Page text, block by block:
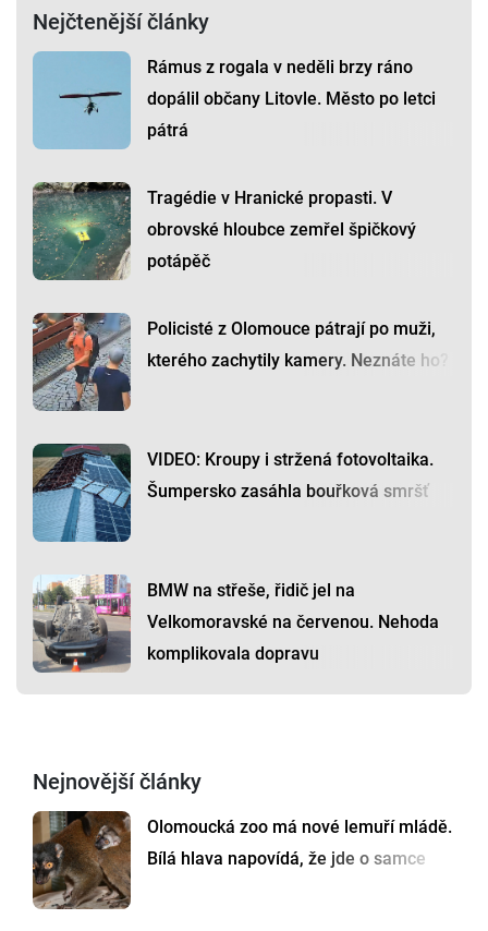
Nejčtenější články
Rámus z rogala v neděli brzy ráno
dopálil občany Litovle. Město po letci
pátrá
Tragédie v Hranické propasti. V
obrovské hloubce zemřel špičkový
potápěč
Policisté z Olomouce pátrají po muži,
kterého zachytily kamery. Neznáte ho?
VIDEO: Kroupy i stržená fotovoltaika.
Šumpersko zasáhla bouřková smršť
BMW na střeše, řidič jel na
Velkomoravské na červenou. Nehoda
komplikovala dopravu
Nejnovější články
Olomoucká zoo má nové lemuří mládě.
Bílá hlava napovídá, že jde o samce